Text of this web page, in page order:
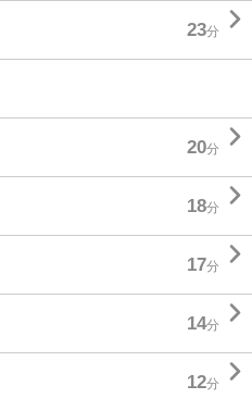
23分 
20分 
18分 
17分 
14分 
12分 